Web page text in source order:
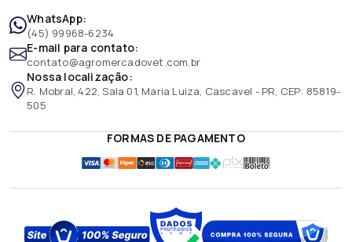
WhatsApp:
(45) 99968-6234
E-mail para contato:
contato@agromercadovet.com.br
Nossa localização:
R. Mobral, 422, Sala 01, Maria Luiza, Cascavel - PR, CEP: 85819-
505
FORMAS DE PAGAMENTO